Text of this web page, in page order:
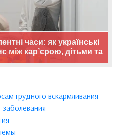
часи: як українські
між кар’єрою, дітьми та
грудного вскармливания